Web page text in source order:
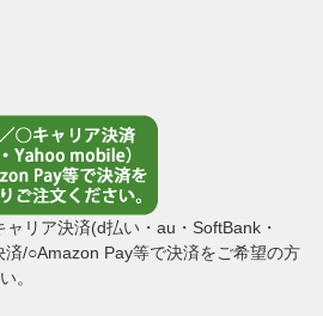
リア決済(d払い・au・SoftBank・
/○Amazon Pay等で決済をご希望の方
。